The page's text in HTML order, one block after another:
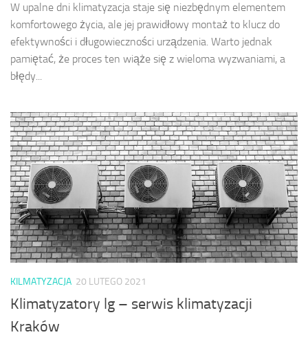
W upalne dni klimatyzacja staje się niezbędnym elementem
komfortowego życia, ale jej prawidłowy montaż to klucz do
efektywności i długowieczności urządzenia. Warto jednak
pamiętać, że proces ten wiąże się z wieloma wyzwaniami, a
błędy...
KILMATYZACJA 20 LUTEGO 2021
Klimatyzatory lg – serwis klimatyzacji
Kraków